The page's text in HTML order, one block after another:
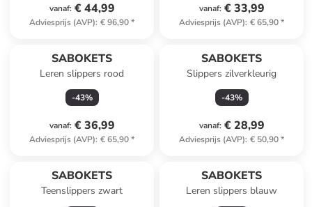
vanaf: € 44,99
Adviesprijs (AVP): € 96,90*
vanaf: € 33,99
Adviesprijs (AVP): € 65,90*
SABOKETS
Leren slippers rood
-43%
vanaf: € 36,99
Adviesprijs (AVP): € 65,90*
SABOKETS
Slippers zilverkleurig
-43%
vanaf: € 28,99
Adviesprijs (AVP): € 50,90*
SABOKETS
Teenslippers zwart
SABOKETS
Leren slippers blauw